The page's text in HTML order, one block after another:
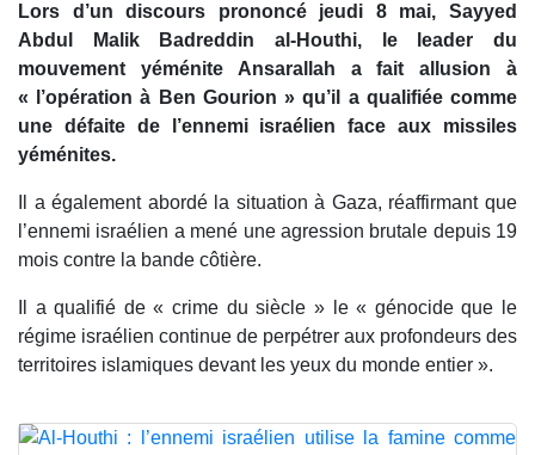
Lors d’un discours prononcé jeudi 8 mai, Sayyed
Abdul Malik Badreddin al-Houthi, le leader du
mouvement yéménite Ansarallah a fait allusion à
« l’opération à Ben Gourion » qu’il a qualifiée comme
une défaite de l’ennemi israélien face aux missiles
yéménites.
Il a également abordé la situation à Gaza, réaffirmant que
l’ennemi israélien a mené une agression brutale depuis 19
mois contre la bande côtière.
Il a qualifié de « crime du siècle » le « génocide que le
régime israélien continue de perpétrer aux profondeurs des
territoires islamiques devant les yeux du monde entier ».